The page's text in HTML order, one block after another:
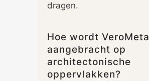
dragen.
Hoe wordt
aangebracht op
architectonische
oppervlakken?